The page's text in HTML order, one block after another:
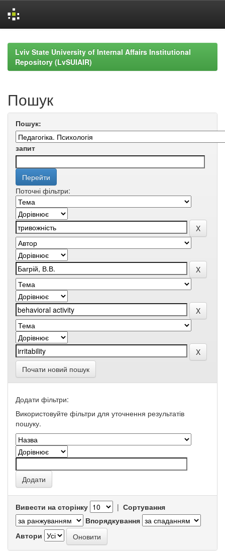
navigationLviv State University of Internal Affairs Institutional
Repository (LvSUIAIR)
Пошук
Пошук:
запит
Поточні фільтри:
Почати новий пошук
Додати фільтри:
Використовуйте фільтри для уточнення результатів
пошуку.
Вивести на сторінку | Сортування
Впорядкування
Автори